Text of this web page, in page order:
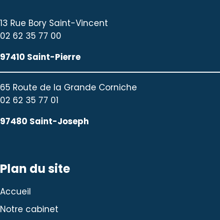
13 Rue Bory Saint-Vincent
02 62 35 77 00
97410 Saint-Pierre
65 Route de la Grande Corniche
02 62 35 77 01
97480 Saint-Joseph
Plan du site
Accueil
Notre cabinet